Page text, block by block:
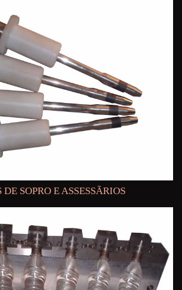
SOPRO E ASSESSÃRIOS